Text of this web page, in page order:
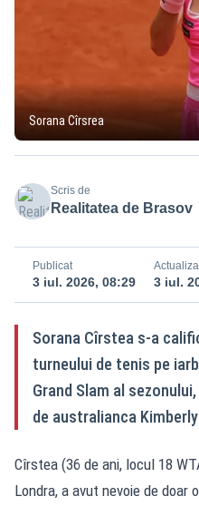
Sorana Cîrsrea
Scris de
Realitatea de Brasov
Publicat
3 iul. 2026, 08:29 3 iul.
Sorana Cîrstea s-a
turneului de tenis pe
Grand Slam al
de australianca
Cîrstea (36 de ani, locul 18
Londra, a avut nevoie de doar